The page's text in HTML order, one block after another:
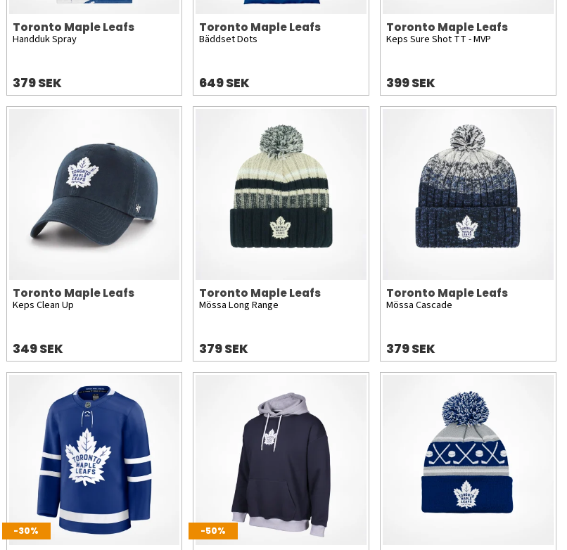
Toronto Maple Leafs
Handduk Spray
379 SEK
Toronto Maple Leafs
Bäddset Dots
649 SEK
Toronto Maple Leafs
Keps Sure Shot TT - MVP
399 SEK
Toronto Maple Leafs
Keps Clean Up
349 SEK
Toronto Maple Leafs
Mössa Long Range
379 SEK
Toronto Maple Leafs
Mössa Cascade
379 SEK
-30% -50%